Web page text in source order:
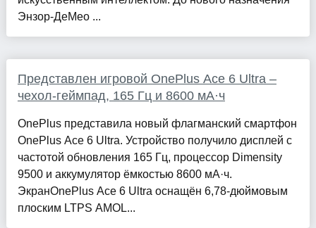
Энзор-ДеМео ...
Представлен игровой OnePlus Ace 6 Ultra –
чехол-геймпад, 165 Гц и 8600 мА·ч
OnePlus представила новый флагманский смартфон
OnePlus Ace 6 Ultra. Устройство получило дисплей с
частотой обновления 165 Гц, процессор Dimensity
9500 и аккумулятор ёмкостью 8600 мА·ч.
ЭкранOnePlus Ace 6 Ultra оснащён 6,78-дюймовым
плоским LTPS AMOL...